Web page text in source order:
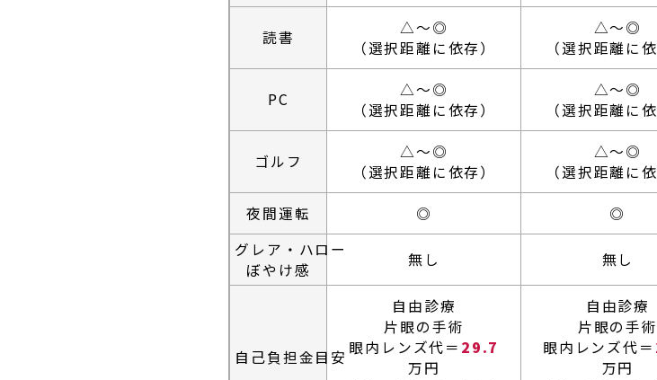
眼底レーザー治療
ボツリヌス療法
（眼瞼・顔面痙攣に対する治療）
テッペーザ
（活動性甲状腺眼症に対する新治療薬）
アイドック
オルソケラトロジー
ICL/IPCL
多焦点眼内レンズ
アドオンレンズ
白内障手術やり直し外来
読書
△～◎
（選択距離に依存）
△～◎
（選択距離に依
PC
△～◎
（選択距離に依存）
△～◎
（選択距離に依
ゴルフ
△～◎
（選択距離に依存）
△～◎
（選択距離に依
夜間運転 ◎ ◎
グレア・ハロー
ぼやけ感
無し 無し
自己負担金目安
自由診療
片眼の手術
眼内レンズ代＝ 29.7
万円
自由診療
片眼の手術
眼内レンズ代＝
万円